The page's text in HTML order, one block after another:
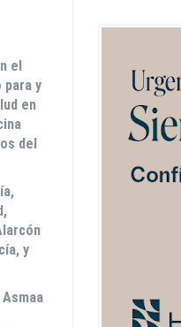
el
y
en
del
y